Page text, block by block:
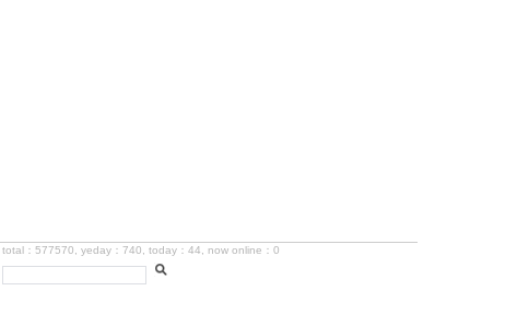
total：577570, yeday：740, today：44, now online：0